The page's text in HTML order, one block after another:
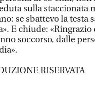
sulla staccionata
se sbattevo la testa
E chiude:
soccorso, dalle
RISERVATA